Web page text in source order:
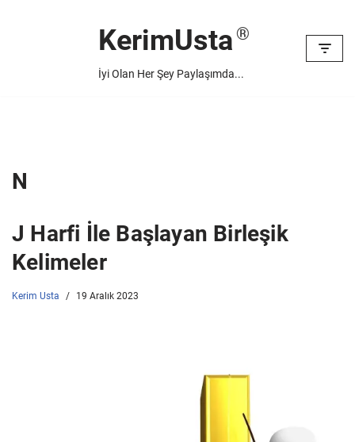
KerimUsta
İyi Olan Her Şey Paylaşımda...
N
J Harfi İle Başlayan Birleşik
Kelimeler
Kerim Usta 19 Aralık 2023